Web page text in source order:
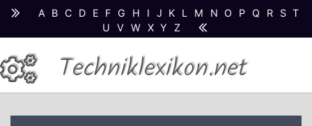
A B C D E F G H I J K L M N O P Q R S T
U
V W X Y Z
Techniklexikon.net